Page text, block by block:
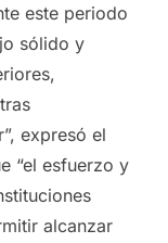
este periodo
sólido y
expresó el
“el esfuerzo y
alcanzar